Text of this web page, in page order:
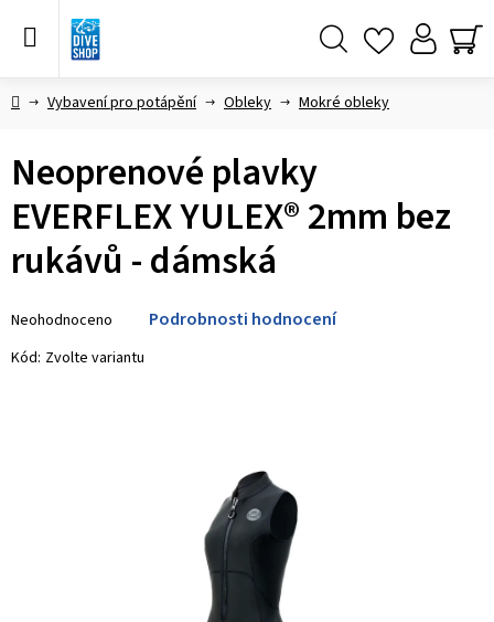
DomůVybavení pro potápění Obleky Mokré obleky
Neoprenové plavky
EVERFLEX YULEX® 2mm bez
rukávů - dámská
hodnocení
produktu
Neohodnoceno Podrobnosti hodnocení
Kód: Zvolte variantu